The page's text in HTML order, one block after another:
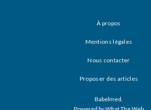
À propos
Mentions légales
Nous contacter
Proposer des articles
Babelmed.